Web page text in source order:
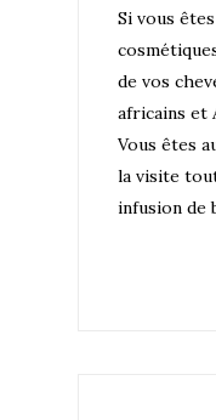
Si vous
de vos
africains et
Vous êtes
la visite
infusion de